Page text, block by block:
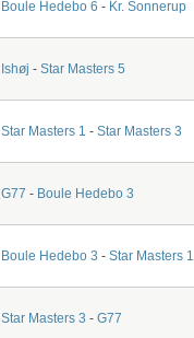
Boule Hedebo 6 - Kr. Sonnerup
Ishøj - Star Masters 5
Star Masters 1 - Star Masters 3
G77 - Boule Hedebo 3
Boule Hedebo 3 - Star Masters 1
Star Masters 3 - G77